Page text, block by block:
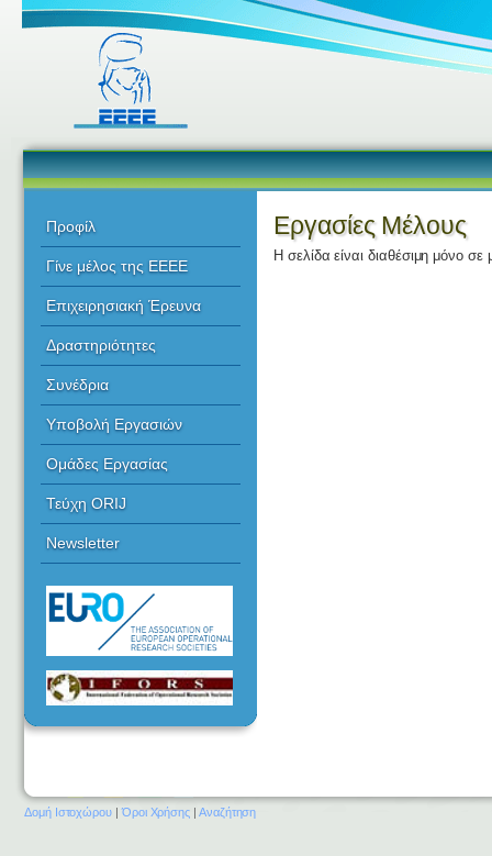
Προφίλ
Γίνε μέλος της ΕΕΕΕ
Επιχειρησιακή Έρευνα
Δραστηριότητες
Συνέδρια
Υποβολή Εργασιών
Ομάδες Εργασίας
Τεύχη ORIJ
Newsletter
Εργασίες Μέλους
Η σελίδα είναι διαθέσιμη μόνο σε
Δομή Ιστοχώρου |Όροι Χρήσης | Αναζήτηση